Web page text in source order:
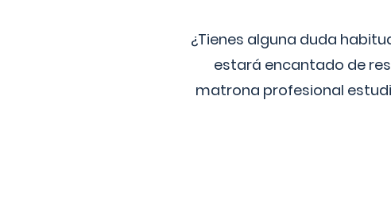
¿Tienes alguna duda
estará encantado de
matrona profesional